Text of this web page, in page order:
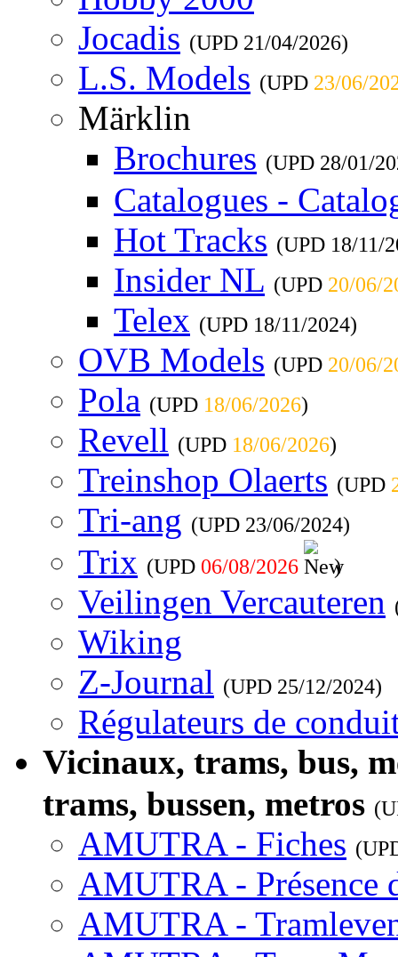
Jocadis (UPD 21/04/2026)
L.S. Models (UPD 23/06/
Märklin
Brochures (UPD 28/01/
Catalogues -
Hot Tracks (UPD 18/11/
Insider NL (UPD 20/06/
Telex (UPD 18/11/2024)
OVB Models (UPD 20/06/
Pola (UPD 18/06/2026)
Revell (UPD 18/06/2026)
Treinshop Olaerts (UPD
Tri-ang (UPD 23/06/2024)
Trix (UPD 06/08/2026 )
Veilingen Vercauteren
Wiking
Z-Journal (UPD 25/12/2024)
Régulateurs de
Vicinaux, trams, bus,
trams, bussen, metros
AMUTRA - Fiches
AMUTRA - Présence
AMUTRA -